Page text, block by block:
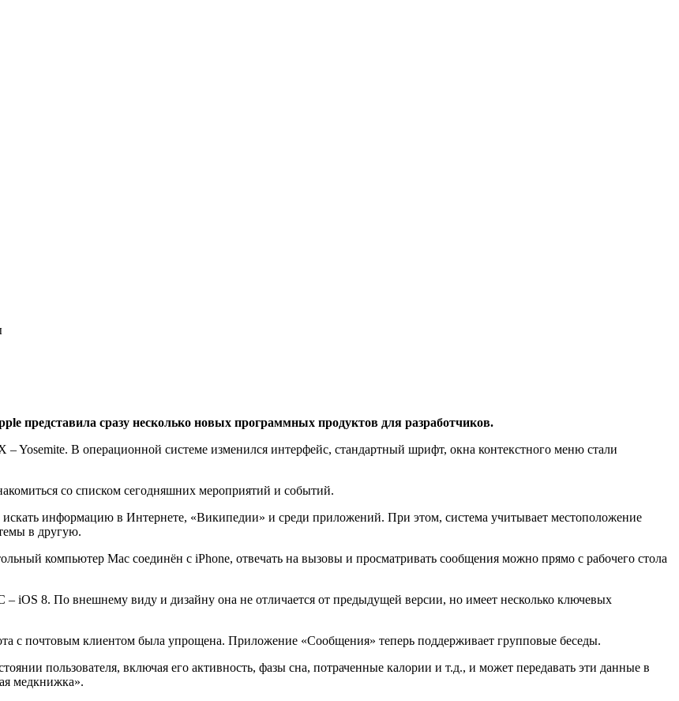
сразу несколько новых программных продуктов для разработчиков.
– Yosemite. В операционной системе изменился интерфейс, стандартный шрифт, окна контекстного меню стали
со списком сегодняшних мероприятий и событий.
информацию в Интернете, «Википедии» и среди приложений. При этом, система учитывает местоположение
в другую.
компьютер Mac соединён с iPhone, отвечать на вызовы и просматривать сообщения можно прямо с рабочего стола
iOS 8. По внешнему виду и дизайну она не отличается от предыдущей версии, но имеет несколько ключевых
с почтовым клиентом была упрощена. Приложение «Сообщения» теперь поддерживает групповые беседы.
пользователя, включая его активность, фазы сна, потраченные калории и т.д., и может передавать эти данные в
медкнижка».